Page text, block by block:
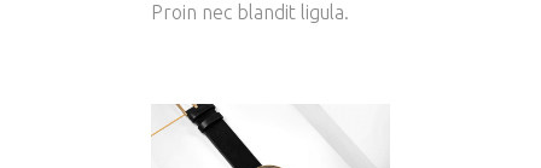
Proin nec blandit ligula.